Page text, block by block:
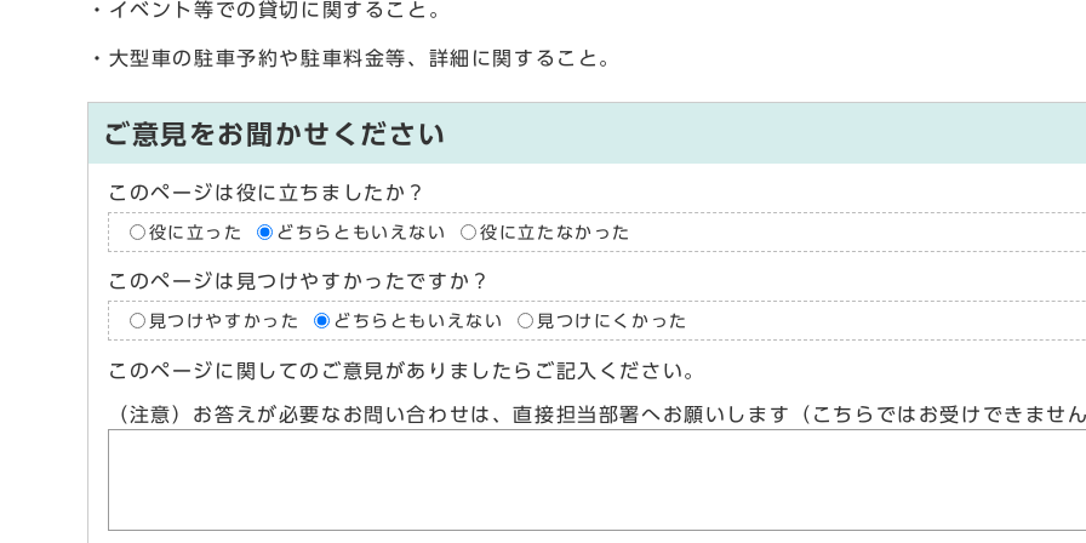
・イベント等での貸切に関すること。
・大型車の駐車予約や駐車料金等、詳細に関すること。
ご意見をお聞かせください
このページは役に立ちましたか？
役に立った どちらともいえない 役に立たなかった
このページは見つけやすかったですか？
見つけやすかった どちらともいえない 見つけにくかった
このページに関してのご意見がありましたらご記入ください。
（注意）お答えが必要なお問い合わせは、直接担当部署へお願いします（こちらではお受けできませ